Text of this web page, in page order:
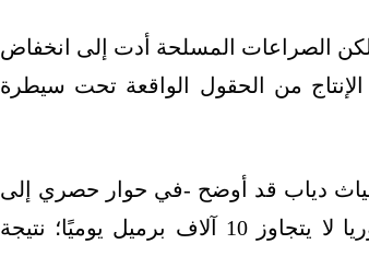
نحو 400 ألف برميل يوميًا، لكن الصراعات المسلحة أدت إلى انخفاض
90 ألف برميل يوميًا خلال 2024 (إجمالي الإنتاج من الحقول الواقعة تحت سيطرة
غياث دياب قد أوضح -في حوار حصري إلى
منصة الطاقة المتخصصة- أن الإنتاج الحالي للنفط في سوريا لا يتجاوز 10 آلاف برميل يوميًا؛ نتيجة